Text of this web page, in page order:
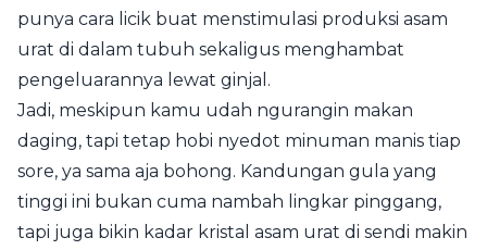
punya cara licik buat menstimulasi produksi asam
urat di dalam tubuh sekaligus menghambat
pengeluarannya lewat ginjal.
Jadi, meskipun kamu udah ngurangin makan
daging, tapi tetap hobi nyedot minuman manis tiap
sore, ya sama aja bohong. Kandungan gula yang
tinggi ini bukan cuma nambah lingkar pinggang,
tapi juga bikin kadar kristal asam urat di sendi makin